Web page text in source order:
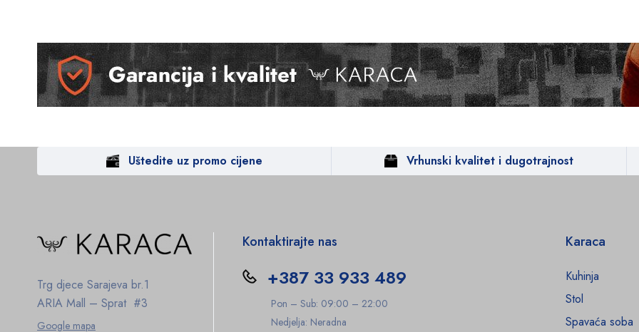
Uštedite uz promo cijene Vrhunski kvalitet i dugotrajnost
Trg djece Sarajeva br.1
ARIA Mall – Sprat #3
Google mapa
Kontaktirajte nas
+387 33 933 489
Pon – Sub: 09:00 – 22:00
Nedjelja: Neradna
Karaca
Kuhinja
Stol
Spavaća soba